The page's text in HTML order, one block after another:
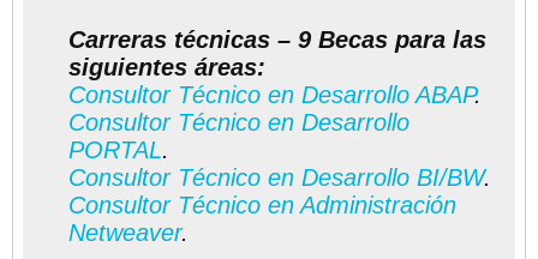
Carreras técnicas – 9 Becas para las
siguientes áreas:
Consultor Técnico en Desarrollo ABAP.
Consultor Técnico en Desarrollo
PORTAL.
Consultor Técnico en Desarrollo BI/BW.
Consultor Técnico en Administración
Netweaver.